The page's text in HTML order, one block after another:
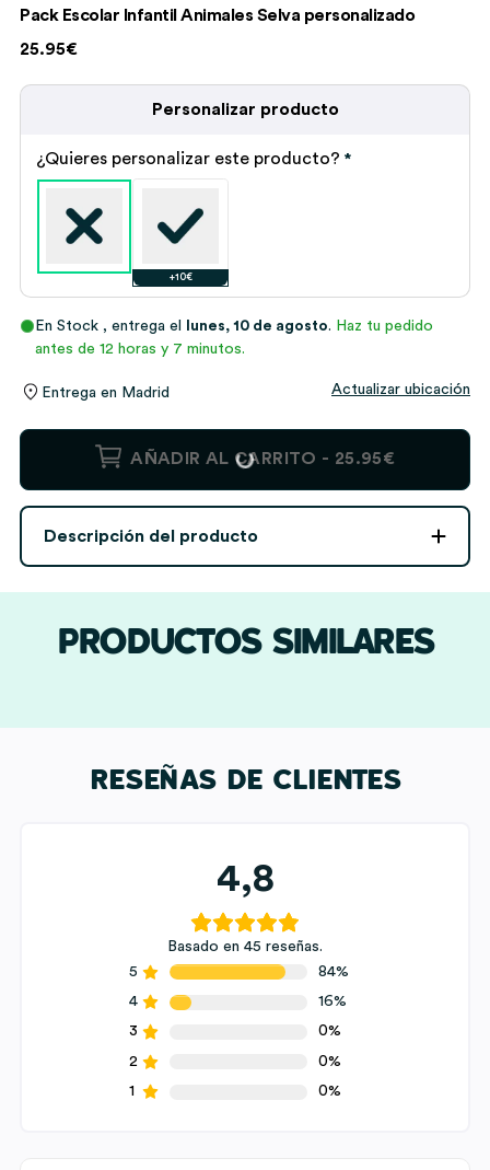
Valorado con
base a
45
de clientes
Pack Escolar Infantil Animales Selva personalizado
25.95€
Personalizar producto
¿Quieres personalizar este producto? *
+10€
En Stock , entrega el lunes, 10 de agosto. Haz tu pedido
antes de 12 horas y 7 minutos.
Entrega en Madrid Actualizar ubicación
Pack
Infantil
Selva
personalizado
AÑADIR AL CARRITO - 25.95€
Descripción del producto
PRODUCTOS SIMILARES
RESEÑAS DE CLIENTES
4,8
Basado en 45 reseñas.
5
84%
4
16%
3
0%
2
0%
1
0%